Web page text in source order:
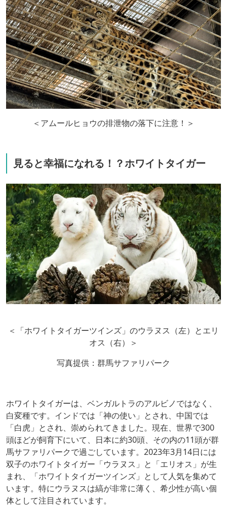
＜アムールヒョウの排泄物の落下に注意！＞
見ると幸福になれる！？ホワイトタイガー
＜「ホワイトタイガーツインズ」のウラヌス（左）とエリ
オス（右）＞
写真提供：群馬サファリパーク
ホワイトタイガーは、ベンガルトラのアルビノではなく、
白変種です。インドでは「神の使い」とされ、中国では
「白虎」とされ、崇められてきました。現在、世界で300
頭ほどが飼育下にいて、日本に約30頭、その内の11頭が群
馬サファリパークで過ごしています。2023年3月14日には
双子のホワイトタイガー「ウラヌス」と「エリオス」が生
まれ、「ホワイトタイガーツインズ」として人気を集めて
います。特にウラヌスは縞が非常に薄く、希少性が高い個
体として注目されています。